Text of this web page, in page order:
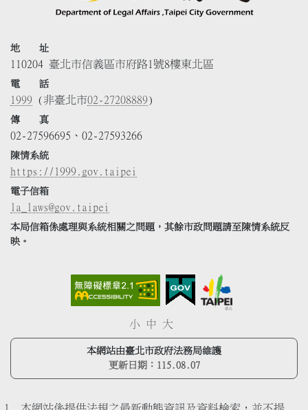
地 址
110204 臺北市信義區市府路1號8樓東北區
電 話
1999 (非臺北市02-27208889)
傳 真
02-27596695、02-27593266
陳情系統
https://1999.gov.taipei
電子信箱
la_laws@gov.taipei
本局信箱係處理與系統相關之問題，其餘市政問題請至陳情系統反
映。
小 中 大
本網站由臺北市政府法務局維護
更新日期： 115.08.07